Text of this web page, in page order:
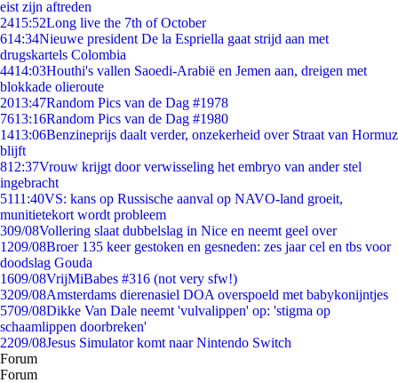
eist zijn aftreden
2415:52Long live the 7th of October
614:34Nieuwe president De la Espriella gaat strijd aan met
drugskartels Colombia
4414:03Houthi's vallen Saoedi-Arabië en Jemen aan, dreigen met
blokkade olieroute
2013:47Random Pics van de Dag #1978
7613:16Random Pics van de Dag #1980
1413:06Benzineprijs daalt verder, onzekerheid over Straat van Hormuz
blijft
812:37Vrouw krijgt door verwisseling het embryo van ander stel
ingebracht
5111:40VS: kans op Russische aanval op NAVO-land groeit,
munitietekort wordt probleem
309/08Vollering slaat dubbelslag in Nice en neemt geel over
1209/08Broer 135 keer gestoken en gesneden: zes jaar cel en tbs voor
doodslag Gouda
1609/08VrijMiBabes #316 (not very sfw!)
3209/08Amsterdams dierenasiel DOA overspoeld met babykonijntjes
5709/08Dikke Van Dale neemt 'vulvalippen' op: 'stigma op
schaamlippen doorbreken'
2209/08Jesus Simulator komt naar Nintendo Switch
Forum
Forum